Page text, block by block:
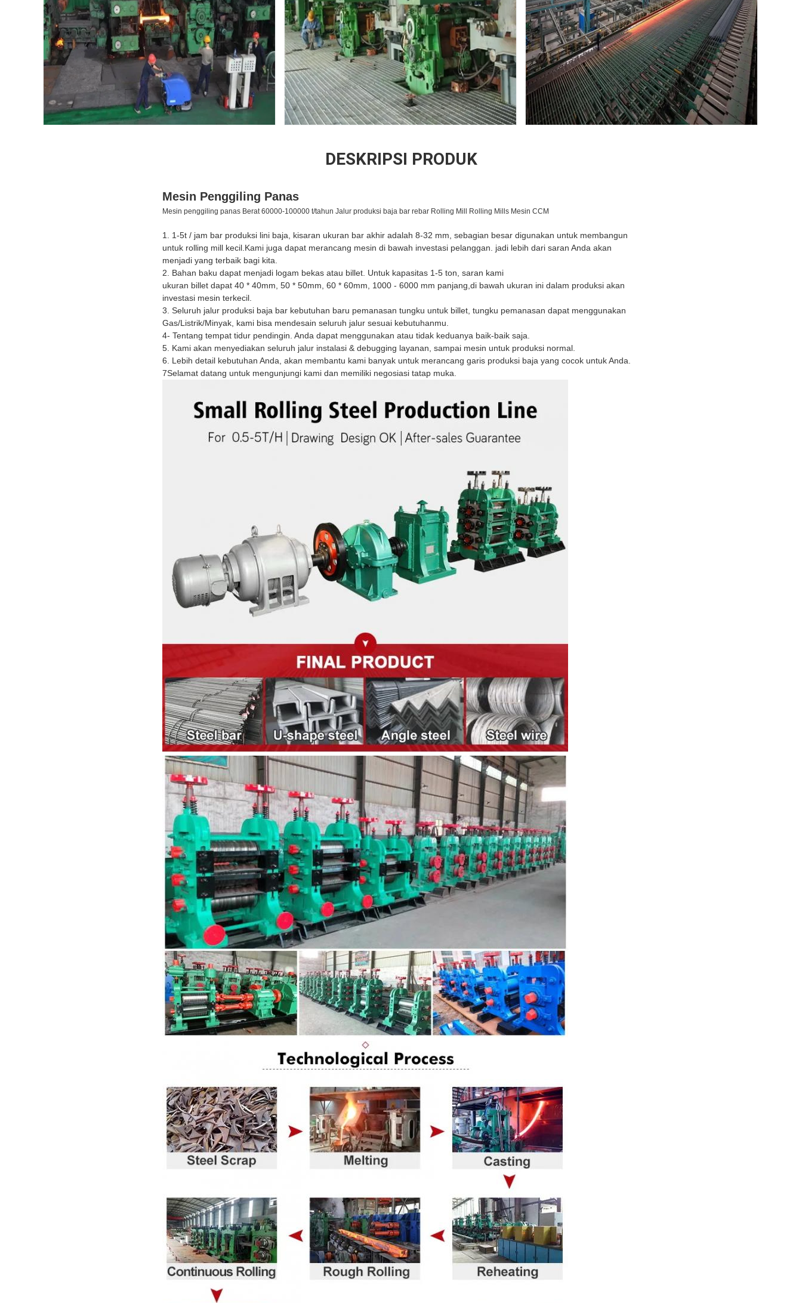
DESKRIPSI PRODUK
Mesin Penggiling Panas
Mesin penggiling panas Berat 60000-100000 t/tahun Jalur produksi baja bar rebar Rolling Mill Rolling Mills Mesin CCM
1. 1-5t / jam bar produksi lini baja, kisaran ukuran bar akhir adalah 8-32 mm, sebagian besar digunakan untuk membangun
untuk rolling mill kecil.Kami juga dapat merancang mesin di bawah investasi pelanggan. jadi lebih dari saran Anda akan
menjadi yang terbaik bagi kita.
2. Bahan baku dapat menjadi logam bekas atau billet. Untuk kapasitas 1-5 ton, saran kami
ukuran billet dapat 40 * 40mm, 50 * 50mm, 60 * 60mm, 1000 - 6000 mm panjang,di bawah ukuran ini dalam produksi akan
investasi mesin terkecil.
3. Seluruh jalur produksi baja bar kebutuhan baru pemanasan tungku untuk billet, tungku pemanasan dapat menggunakan
Gas/Listrik/Minyak, kami bisa mendesain seluruh jalur sesuai kebutuhanmu.
4- Tentang tempat tidur pendingin. Anda dapat menggunakan atau tidak keduanya baik-baik saja.
5. Kami akan menyediakan seluruh jalur instalasi & debugging layanan, sampai mesin untuk produksi normal.
6. Lebih detail kebutuhan Anda, akan membantu kami banyak untuk merancang garis produksi baja yang cocok untuk Anda.
7Selamat datang untuk mengunjungi kami dan memiliki negosiasi tatap muka.